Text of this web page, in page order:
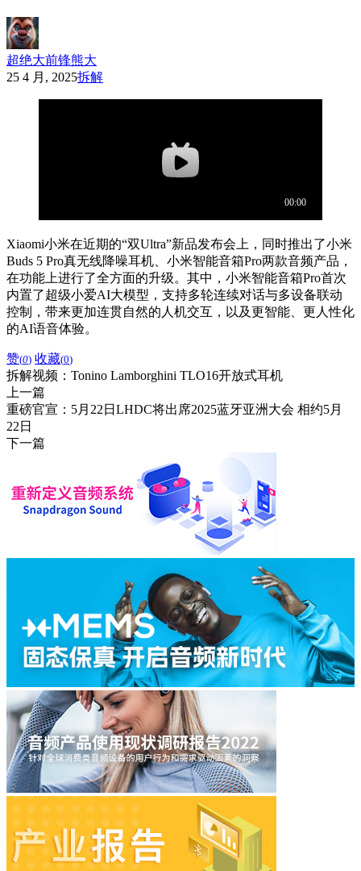
超绝大前锋熊大
25 4 月, 2025拆解
Xiaomi小米在近期的“双Ultra”新品发布会上，同时推出了小米
Buds 5 Pro真无线降噪耳机、小米智能音箱Pro两款音频产品，
在功能上进行了全方面的升级。其中，小米智能音箱Pro首次
内置了超级小爱AI大模型，支持多轮连续对话与多设备联动
控制，带来更加连贯自然的人机交互，以及更智能、更人性化
的AI语音体验。
赞(0) 收藏(0)
拆解视频：Tonino Lamborghini TLO16开放式耳机
上一篇
重磅官宣：5月22日LHDC将出席2025蓝牙亚洲大会 相约5月
22日
下一篇